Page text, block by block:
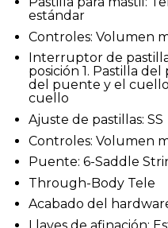
estándar
Controles: Volumen
Interruptor de
posición 1. Pastilla
del puente y el
cuello
Ajuste de pastillas: SS
Controles: Volumen
Puente: 6-Saddle
Through-Body Tele
Acabado del